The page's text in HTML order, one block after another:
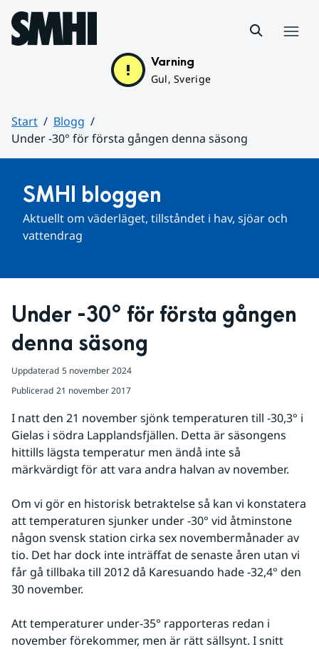
Hoppa till sidans innehåll
Varning
Gul, Sverige
Start
Blogg
Under -30° för första gången denna säsong
SMHI bloggen
Aktuellt om väderläget, tillståndet i hav, sjöar och
vattendrag
Under -30° för första gången
denna säsong
Uppdaterad 5 november 2024
Publicerad 21 november 2017
I natt den 21 november sjönk temperaturen till -30,3° i
Gielas i södra Lapplandsfjällen. Detta är säsongens
hittills lägsta temperatur men ändå inte så
märkvärdigt för att vara andra halvan av november.
Om vi gör en historisk betraktelse så kan vi konstatera
att temperaturen sjunker under -30° vid åtminstone
någon svensk station cirka sex novembermånader av
tio. Det har dock inte inträffat de senaste åren utan vi
får gå tillbaka till 2012 då Karesuando hade -32,4° den
30 november.
Att temperaturer under-35° rapporteras redan i
november förekommer, men är rätt sällsynt. I snitt